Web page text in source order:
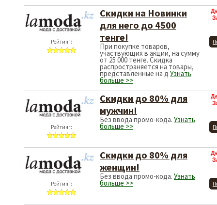
Рейтинг:
Скидки на Новинки
для него до 4500
тенге!
При покупке товаров,
участвующих в акции, на сумму
от 25 000 тенге. Скидка
распространяется на товары,
представленные на д Узнать
больше >>
Рейтинг:
Скидки до 80% для
мужчин!
Без ввода промо-кода. Узнать
больше >>
Рейтинг:
Скидки до 80% для
женщин!
Без ввода промо-кода. Узнать
больше >>